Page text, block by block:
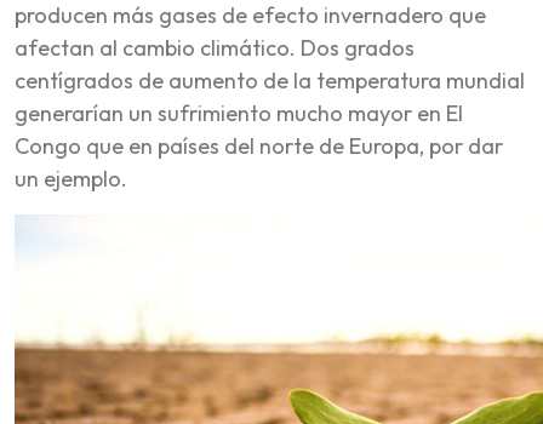
producen más gases de efecto invernadero que
afectan al cambio climático. Dos grados
centígrados de aumento de la temperatura mundial
generarían un sufrimiento mucho mayor en El
Congo que en países del norte de Europa, por dar
un ejemplo.